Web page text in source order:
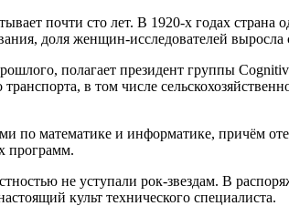
почти сто лет. В 1920-х годах
доля женщин-исследователей выросла
полагает президент группы
в том числе
по математике и информатике, причём
программ.
не уступали рок-звездам. В
культ технического специалиста.